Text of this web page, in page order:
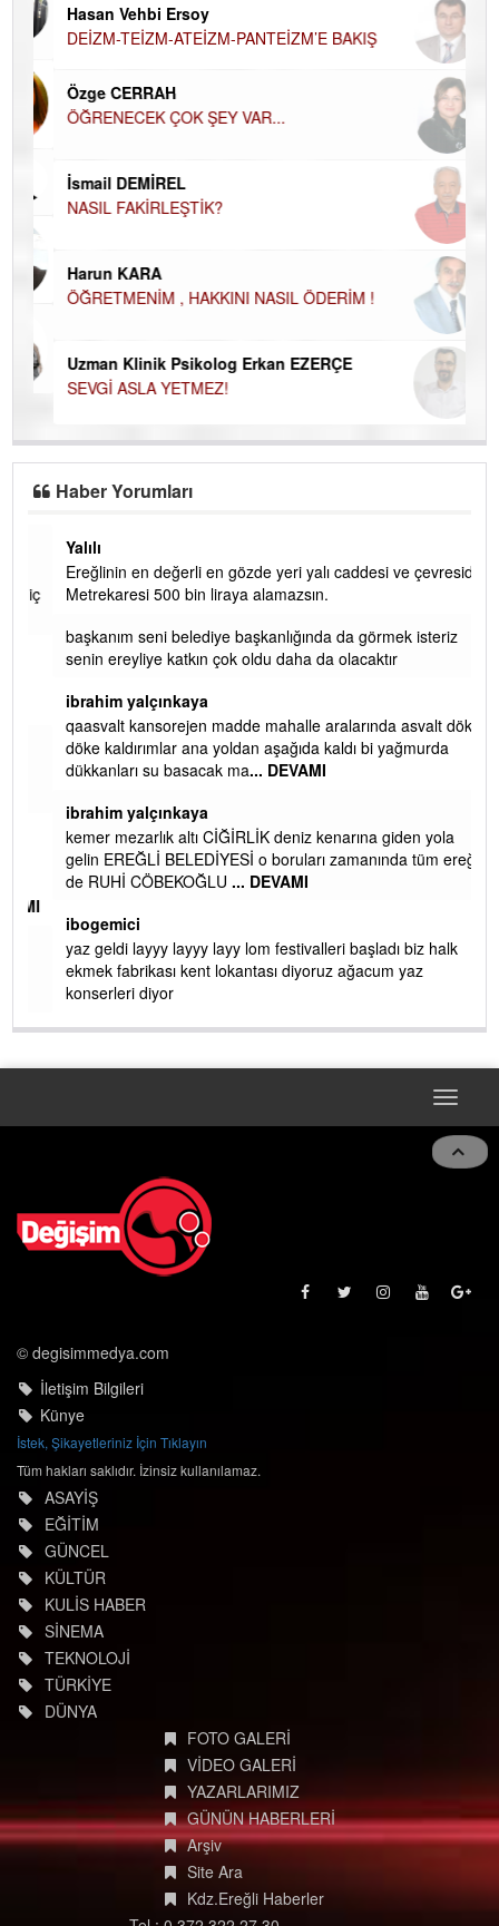
Hasan Vehbi Ersoy
DEİZM-TEİZM-ATEİZM-PANTEİZM’E BAKIŞ
Özge CERRAH
ÖĞRENECEK ÇOK ŞEY VAR...
İsmail DEMİREL
NASIL FAKİRLEŞTİK?
Harun KARA
ÖĞRETMENİM , HAKKINI NASIL ÖDERİM !
Uzman Klinik Psikolog Erkan EZERÇE
SEVGİ ASLA YETMEZ!
Haber Yorumları
Yalılı
Ereğlinin en değerli en gözde yeri yalı caddesi ve çevresidir.
Metrekaresi 500 bin liraya alamazsın.
başkanım seni belediye başkanlığında da görmek isteriz
senin ereyliye katkın çok oldu daha da olacaktır
ibrahim yalçınkaya
qaasvalt kansorejen madde mahalle aralarında asvalt döke
döke kaldırımlar ana yoldan aşağıda kaldı bi yağmurda
dükkanları su basacak ma ... DEVAMI
ibrahim yalçınkaya
kemer mezarlık altı CİĞİRLİK deniz kenarına giden yola
gelin EREĞLİ BELEDİYESİ o boruları zamanında tüm ereğli
de RUHİ CÖBEKOĞLU... DEVAMI
ibogemici
yaz geldi layyy layyy layy lom festivalleri başladı biz halk
ekmek fabrikası kent lokantası diyoruz ağacum yaz
konserleri diyor
Toggle
© degisimmedya.com
İletişim Bilgileri
Künye
İstek, Şikayetleriniz İçin Tıklayın
Tüm hakları saklıdır. İzinsiz kullanılamaz.
ASAYİŞ
EĞİTİM
GÜNCEL
KÜLTÜR
KULİS HABER
SİNEMA
TEKNOLOJİ
TÜRKİYE
DÜNYA
FOTO GALERİ
VİDEO GALERİ
YAZARLARIMIZ
GÜNÜN HABERLERİ
Arşiv
Site Ara
Kdz.Ereğli Haberler